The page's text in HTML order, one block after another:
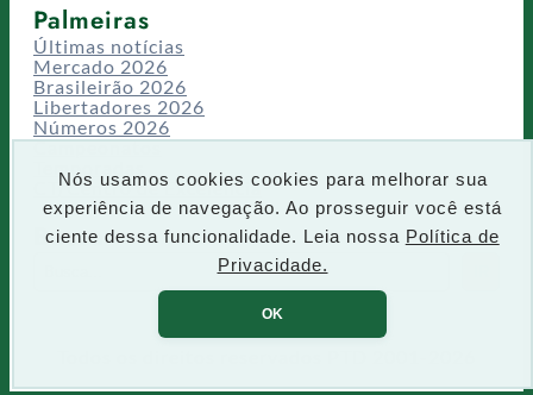
Nós usamos cookies cookies para melhorar sua
experiência de navegação. Ao prosseguir você está
ciente dessa funcionalidade. Leia nossa Política de
Privacidade.
OK
Palmeiras
Últimas notícias
Mercado 2026
Brasileirão 2026
Libertadores 2026
Números 2026
Campeonatos
Temporadas
CT/Centro de Excelência
Busca
P
e
q
u
s